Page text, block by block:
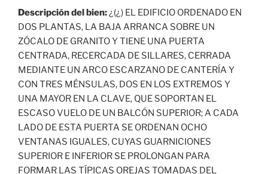
Descripción del bien:¿(¿) EL EDIFICIO ORDENADO EN
DOS PLANTAS, LA BAJA ARRANCA SOBRE UN
ZÓCALO DE GRANITO Y TIENE UNA PUERTA
CENTRADA, RECERCADA DE SILLARES, CERRADA
MEDIANTE UN ARCO ESCARZANO DE CANTERÍA Y
CON TRES MÉNSULAS, DOS EN LOS EXTREMOS Y
UNA MAYOR EN LA CLAVE, QUE SOPORTAN EL
ESCASO VUELO DE UN BALCÓN SUPERIOR; A CADA
LADO DE ESTA PUERTA SE ORDENAN OCHO
VENTANAS IGUALES, CUYAS GUARNICIONES
SUPERIOR E INFERIOR SE PROLONGAN PARA
FORMAR LAS TÍPICAS OREJAS TOMADAS DEL